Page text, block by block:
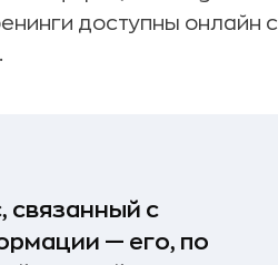
доступны онлайн с
связанный с
— его, по